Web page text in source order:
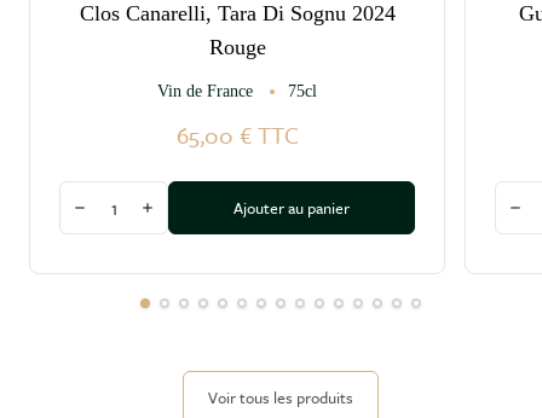
Clos Canarelli, Tara Di Sognu 2024
Rouge
Vin de France 75cl
65,00 € TTC
Diminuer la quantité
Augmenter la quantité
Ajouter au panier
Voir tous les produits